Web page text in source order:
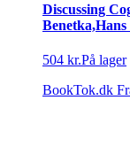
Discussing
504 kr.På lager
BookTok.dk